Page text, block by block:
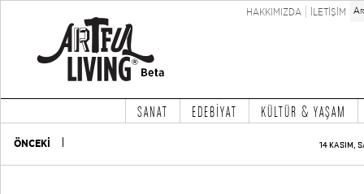
HAKKIMIZDA İLETİŞİM
SANAT EDEBİYAT KÜLTÜR & YAŞAM
ÖNCEKİ 14 KASIM,